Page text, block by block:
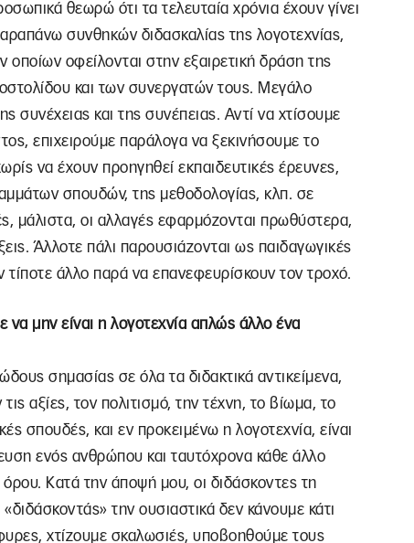
θεωρώ ότι τα τελευταία χρόνια έχουν γίνει
συνθηκών διδασκαλίας της λογοτεχνίας,
οποίων οφείλονται στην εξαιρετική δράση της
και των συνεργατών τους. Μεγάλο
συνέχειας και της συνέπειας. Αντί να χτίσουμε
επιχειρούμε παράλογα να ξεκινήσουμε το
να έχουν προηγηθεί εκπαιδευτικές έρευνες,
σπουδών, της μεθοδολογίας, κλπ. σε
μάλιστα, οι αλλαγές εφαρμόζονται πρωθύστερα,
Άλλοτε πάλι παρουσιάζονται ως παιδαγωγικές
τίποτε άλλο παρά να επανεφευρίσκουν τον τροχό.
να μην είναι η λογοτεχνία απλώς άλλο ένα
σημασίας σε όλα τα διδακτικά αντικείμενα,
αξίες, τον πολιτισμό, την τέχνη, το βίωμα, το
σπουδές, και εν προκειμένω η λογοτεχνία, είναι
ενός ανθρώπου και ταυτόχρονα κάθε άλλο
Κατά την άποψή μου, οι διδάσκοντες τη
την ουσιαστικά δεν κάνουμε κάτι
χτίζουμε σκαλωσιές, υποβοηθούμε τους